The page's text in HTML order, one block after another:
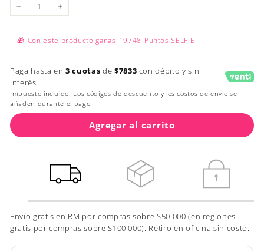
+
🎁 Con este producto ganas 19748 Puntos SELFIE
Paga hasta en3 cuotas de $7833 con débito y sin
interés
Impuesto incluido. Los códigos de descuento y los costos de envío se
añaden durante el pago.
Agregar al carrito
Envío gratis en RM por compras sobre $50.000 (en regiones
gratis por compras sobre $100.000). Retiro en oficina sin costo.